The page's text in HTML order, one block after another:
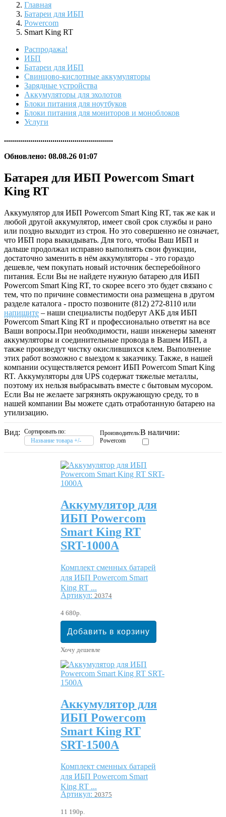
Главная
Батареи для ИБП
Powercom
Smart King RT
Распродажа!
ИБП
Батареи для ИБП
Свинцово-кислотные аккумуляторы
Зарядные устройства
Аккумуляторы для эхолотов
Блоки питания для ноутбуков
Блоки питания для мониторов и моноблоков
Услуги
......................................................
Обновлено: 08.08.26 01:07
Батарея для ИБП Powercom Smart
King RT
Аккумулятор для ИБП Powercom Smart King RT, так же как и
любой другой аккумулятор, имеет свой срок службы и рано
или поздно выходит из строя. Но это совершенно не означает,
что ИБП пора выкидывать. Для того, чтобы Ваш ИБП и
дальше продолжал исправно выполнять свои функции,
достаточно заменить в нём аккумуляторы - это гораздо
дешевле, чем покупать новый источник бесперебойного
питания. Если Вы не найдете нужную батарею для ИБП
Powercom Smart King RT, то скорее всего это будет связано с
тем, что по причине совместимости она размещена в другом
разделе каталога - просто позвоните (812) 272-8110 или
напишите – наши специалисты подберут АКБ для ИБП
Powercom Smart King RT и профессионально ответят на все
Ваши вопросы.При необходимости, наши инженеры заменят
аккумуляторы и соединительные провода в Вашем ИБП, а
также произведут чистку окислившихся клем. Выполнение
этих работ возможно с выездом к заказчику. Также, в нашей
компании осуществляется ремонт ИБП Powercom Smart King
RT. Аккумуляторы для UPS содержат тяжелые металлы,
поэтому их нельзя выбрасывать вместе с бытовым мусором.
Если Вы не желаете загрязнять окружающую среду, то в
нашей компании Вы можете сдать отработанную батарею на
утилизацию.
Вид:
Сортировать по:
Название товара +/-
Производитель:
Powercom
В наличии:
Аккумулятор для
ИБП Powercom
Smart King RT
SRT-1000A
Комплект сменных батарей
для ИБП Powercom Smart
King RT ...
Артикул: 20374
4 680р.
Хочу дешевле
Аккумулятор для
ИБП Powercom
Smart King RT
SRT-1500A
Комплект сменных батарей
для ИБП Powercom Smart
King RT ...
Артикул: 20375
11 190р.